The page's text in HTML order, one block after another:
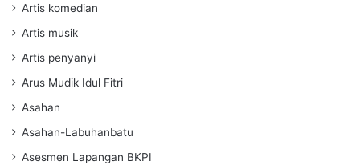
Artis komedian
Artis musik
Artis penyanyi
Arus Mudik Idul Fitri
Asahan
Asahan-Labuhanbatu
Asesmen Lapangan BKPI